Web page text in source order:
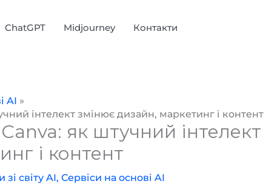
ChatGPT Midjourney Контакти
AI
інтелект змінює дизайн, маркетинг і контент
Canva: як штучний
і контент
світу AI, Сервіси на основі AI